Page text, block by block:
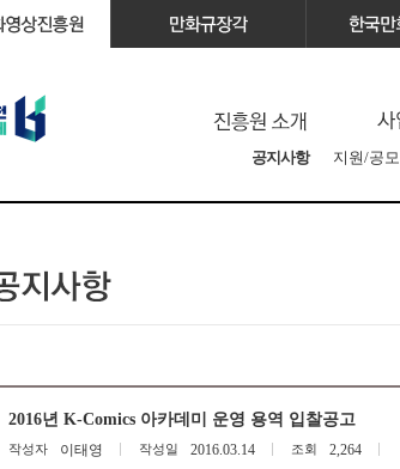
공지사항 지원/공모
2016년 K-Comics 아카데미 운영 용역 입찰공고
작성자 이태영 작성일 2016.03.14 조회 2,264